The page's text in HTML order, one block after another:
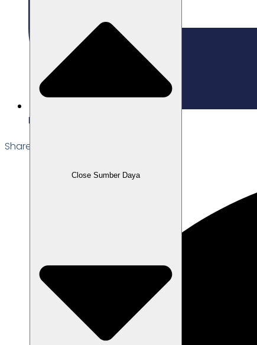
Close Sumber Daya
Edited: 21/11/2025
Share the Post: